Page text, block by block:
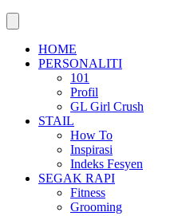
HOME
PERSONALITI
101
Profil
GL Girl Crush
STAIL
How To
Inspirasi
Indeks Fesyen
SEGAK RAPI
Fitness
Grooming